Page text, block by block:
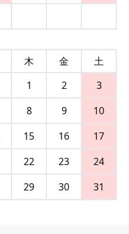
木 金
土
1
2
3
8 9
10
15 16
17
22 23
24
29 30 31